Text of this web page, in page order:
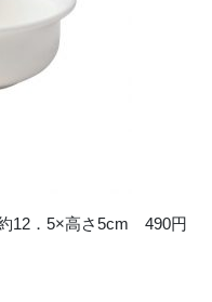
12．5×高さ5cm 490円